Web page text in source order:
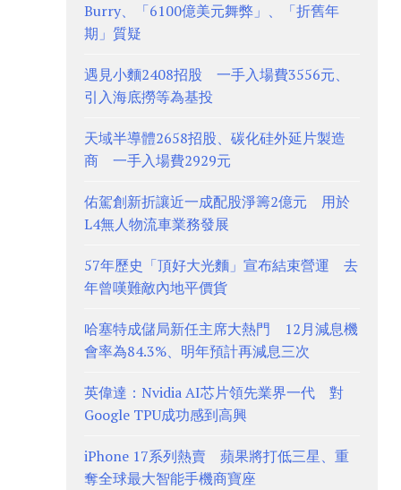
Burry、「6100億美元舞弊」、「折舊年
期」質疑
遇見小麵2408招股 一手入場費3556元、
引入海底撈等為基投
天域半導體2658招股、碳化硅外延片製造
商 一手入場費2929元
佑駕創新折讓近一成配股淨籌2億元 用於
L4無人物流車業務發展
57年歷史「頂好大光麵」宣布結束營運 去
年曾嘆難敵內地平價貨
哈塞特成儲局新任主席大熱門 12月減息機
會率為84.3%、明年預計再減息三次
英偉達：Nvidia AI芯片領先業界一代 對
Google TPU成功感到高興
iPhone 17系列熱賣 蘋果將打低三星、重
奪全球最大智能手機商寶座